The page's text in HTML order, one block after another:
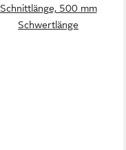
Schnittlänge, 500 mm
Schwertlänge